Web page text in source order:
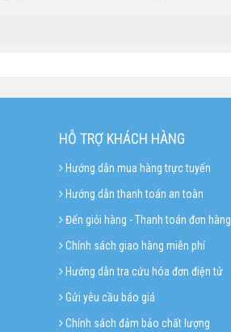
HỖ TRỢ KHÁCH HÀNG
Hướng dẫn mua hàng trực tuyến
Hướng dẫn thanh toán an toàn
Đến giỏi hàng - Thanh toán đơn hàng
Chính sách giao hàng miễn phí
Hướng dẫn tra cứu hóa đơn điện tử
Gửi yêu cầu báo giá
Chính sách đảm bảo chất lượng